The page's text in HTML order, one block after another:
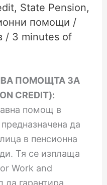
, State Pension,
помощи /
/ 3 minutes of
ПОМОЩТА ЗА
CREDIT):
помощ в
да
в пенсионна
Тя се изплаща
Work and
да гарантира